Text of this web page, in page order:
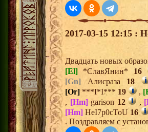
2017-03-15 12:15 :
Двадцать новых
[El] *СлавЯнин* 16
[Gn] Алисраза 18
[Or] ***I*I*** 19 ,
, [Hm]garison 12 ,
[Hm] HeI7p0cToU 16
. Поздравляем с